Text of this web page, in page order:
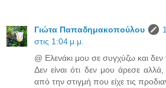
Γιώτα Παπαδημακοπούλου
στις 1:04 μ.μ.
@ Ελενάκι μου σε συγχύζω και
Δεν είναι ότι δεν μου άρεσε
από την στιγμή που είχε τις